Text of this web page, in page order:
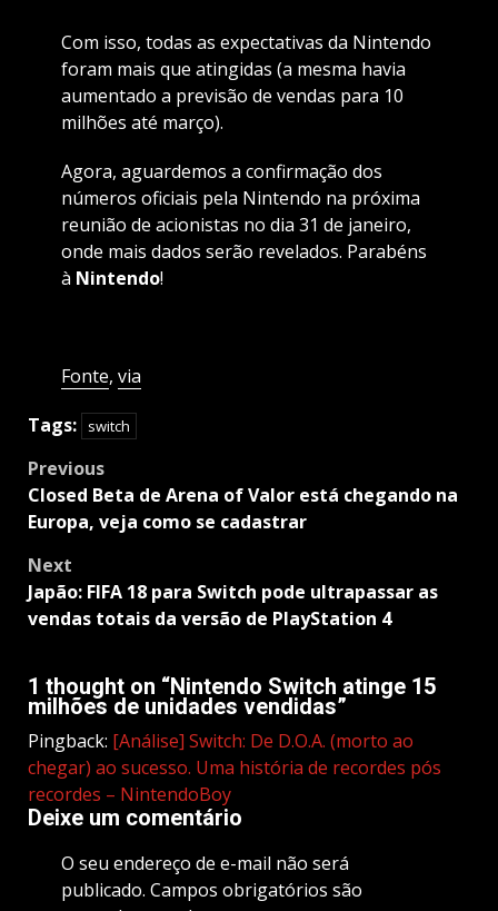
Com isso, todas as expectativas da Nintendo
foram mais que atingidas (a mesma havia
aumentado a previsão de vendas para 10
milhões até março).
Agora, aguardemos a confirmação dos
números oficiais pela Nintendo na próxima
reunião de acionistas no dia 31 de janeiro,
onde mais dados serão revelados. Parabéns
à Nintendo!
Fonte, via
Tags:
switch
Post
navigation
Previous
Closed Beta de Arena of Valor está chegando na
Europa, veja como se cadastrar
Next
Japão: FIFA 18 para Switch pode ultrapassar as
vendas totais da versão de PlayStation 4
1 thought on “Nintendo Switch atinge 15
milhões de unidades vendidas”
Pingback: [Análise] Switch: De D.O.A. (morto ao
chegar) ao sucesso. Uma história de recordes pós
recordes – NintendoBoy
Deixe um comentário
O seu endereço de e-mail não será
publicado. Campos obrigatórios são